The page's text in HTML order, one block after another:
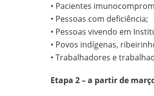
• Pacientes
• Pessoas com deficiência;
• Pessoas vivendo em
• Povos indígenas,
• Trabalhadores e
Etapa 2 – a partir de